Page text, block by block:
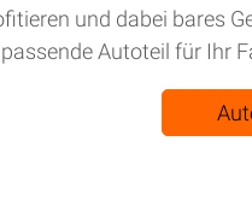
und dabei bares
Autoteil für Ihr